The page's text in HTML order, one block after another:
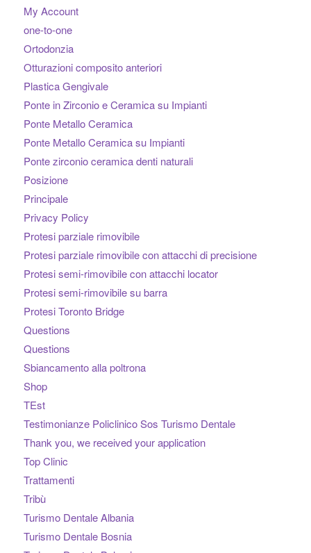
My Account
one-to-one
Ortodonzia
Otturazioni composito anteriori
Plastica Gengivale
Ponte in Zirconio e Ceramica su Impianti
Ponte Metallo Ceramica
Ponte Metallo Ceramica su Impianti
Ponte zirconio ceramica denti naturali
Posizione
Principale
Privacy Policy
Protesi parziale rimovibile
Protesi parziale rimovibile con attacchi di precisione
Protesi semi-rimovibile con attacchi locator
Protesi semi-rimovibile su barra
Protesi Toronto Bridge
Questions
Questions
Sbiancamento alla poltrona
Shop
TEst
Testimonianze Policlinico Sos Turismo Dentale
Thank you, we received your application
Top Clinic
Trattamenti
Tribù
Turismo Dentale Albania
Turismo Dentale Bosnia